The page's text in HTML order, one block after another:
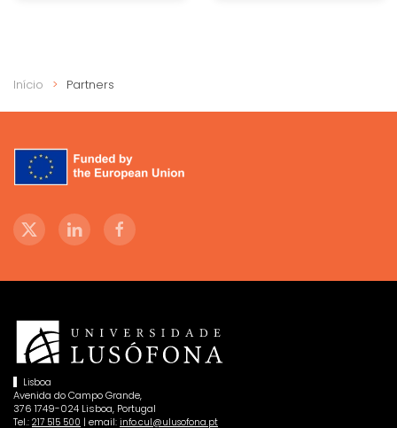
Início Partners
Lisboa
Avenida do Campo Grande,
376 1749-024 Lisboa, Portugal
Tel.: 217 515 500 | email: info.cul@ulusofona.pt